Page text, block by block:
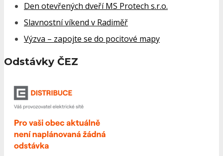
Den otevřených dveří MS Protech s.r.o.
Slavnostní víkend v Radiměř
Výzva – zapojte se do pocitové mapy
Odstávky ČEZ